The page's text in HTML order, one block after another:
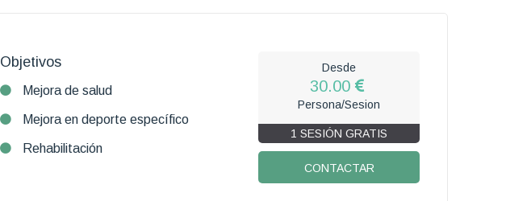
Objetivos
Mejora de salud
Mejora en deporte específico
Rehabilitación
Desde
30.00
Persona/Sesion
1 SESIÓN GRATIS
CONTACTAR